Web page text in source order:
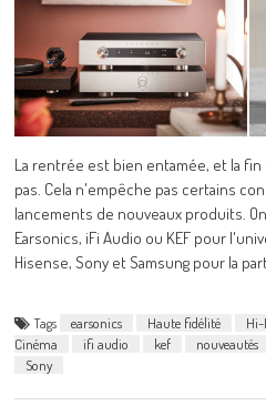
La rentrée est bien entamée, et la
pas. Cela n'empêche pas certains
lancements de nouveaux produits.
Earsonics, iFi Audio ou KEF pour
Hisense, Sony et Samsung pour la
Tags earsonics Haute fidélité Hi-
Cinéma
ifi audio kef nouveautés
Sony